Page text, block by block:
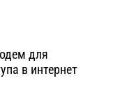
для
в интернет